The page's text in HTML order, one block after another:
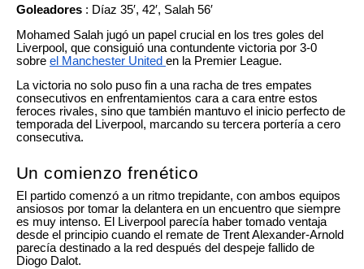
Goleadores : Díaz 35′, 42′, Salah 56′
Mohamed Salah jugó un papel crucial en los tres goles del
Liverpool, que consiguió una contundente victoria por 3-0
sobre el Manchester United en la Premier League.
La victoria no solo puso fin a una racha de tres empates
consecutivos en enfrentamientos cara a cara entre estos
feroces rivales, sino que también mantuvo el inicio perfecto de
temporada del Liverpool, marcando su tercera portería a cero
consecutiva.
Un comienzo frenético
El partido comenzó a un ritmo trepidante, con ambos equipos
ansiosos por tomar la delantera en un encuentro que siempre
es muy intenso. El Liverpool parecía haber tomado ventaja
desde el principio cuando el remate de Trent Alexander-Arnold
parecía destinado a la red después del despeje fallido de
Diogo Dalot.